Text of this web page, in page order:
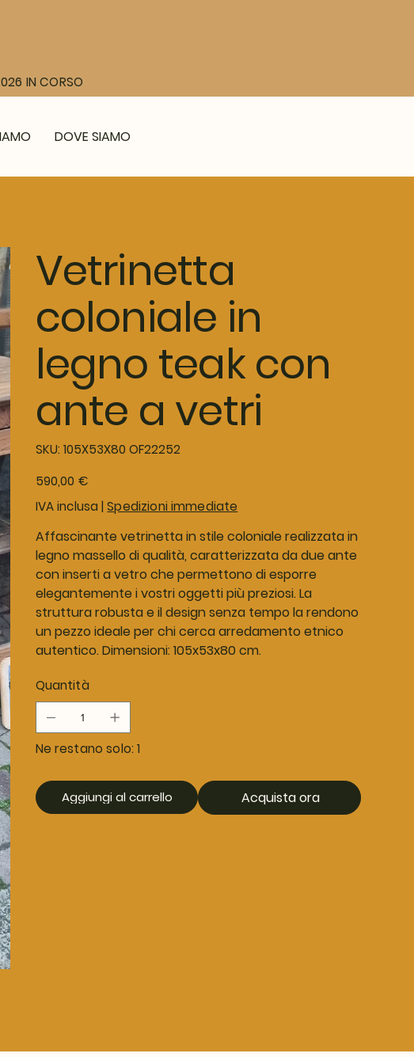
DOVE SIAMO
Vetrinetta
coloniale in
legno teak con
ante a vetri
SKU: SKU
105X53X80
105X53X80 OF22252
Prezzo
590,00 €
IVA inclusa | Spedizioni immediate
Affascinante vetrinetta in stile coloniale realizzata in
legno massello di qualità, caratterizzata da due ante
con inserti a vetro che permettono di esporre
elegantemente i vostri oggetti più preziosi. La
struttura robusta e il design senza tempo la rendono
un pezzo ideale per chi cerca arredamento etnico
autentico. Dimensioni: 105x53x80 cm.
Quantità
Ne restano solo: 1
Aggiungi al carrello Acquista ora
IN CORSO